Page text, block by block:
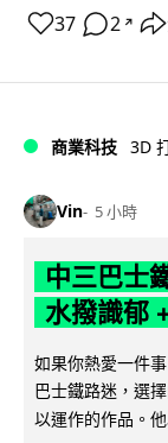
37 2 ↗
商業科技 3D
Vin 5 小時
中三巴士
水撥識郁
如果你熱愛一件
巴士鐵路迷，選
以運作的作品。